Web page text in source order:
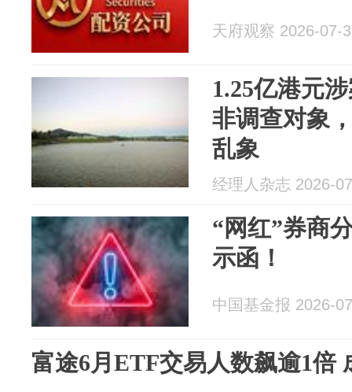
天府观察 2026-07-
1.25亿港元
非调查对象
乱象
经理人杂志 2026-
“网红”券商
示函！
中国基金报 2026-
富途6月ETF交易人数飙逾1倍